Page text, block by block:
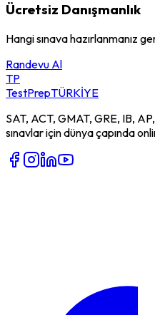
Ücretsiz Danışmanlık
Hangi sınava hazırlanmanız
Randevu Al
TP
TestPrepTÜRKİYE
SAT, ACT, GMAT, GRE, IB,
sınavlar için dünya çapında